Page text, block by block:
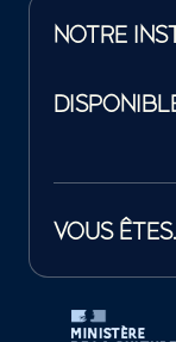
NOTRE
VOUS
Tutelles et